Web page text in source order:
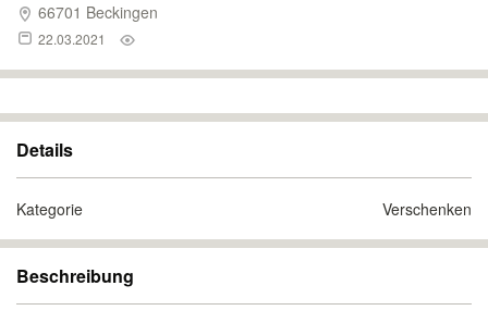
66701 Beckingen
22.03.2021
Details
Kategorie Verschenken
Beschreibung